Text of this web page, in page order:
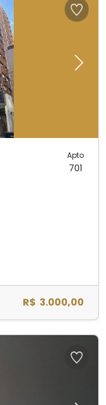
Next
Apto
701
R$ 3.000,00